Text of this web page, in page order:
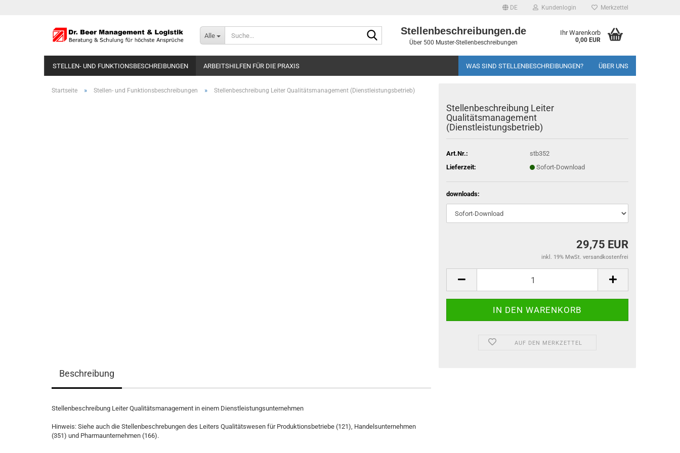
DE Kundenlogin Merkzettel
Alle
Suche...Stellenbeschreibungen.de
Über 500 Muster-Stellenbeschreibungen
Ihr Warenkorb
0,00 EUR
STELLEN- UND FUNKTIONSBESCHREIBUNGEN ARBEITSHILFEN FÜR DIE PRAXIS WAS SIND STELLENBESCHREIBUNGEN? ÜBER UNS
Startseite » Stellen- und Funktionsbeschreibungen » Stellenbeschreibung Leiter Qualitätsmanagement (Dienstleistungsbetrieb)
Stellenbeschreibung Leiter
Qualitätsmanagement
(Dienstleistungsbetrieb)
Art.Nr.:
stb352
Lieferzeit:
Sofort-Download
downloads:
29,75 EUR
inkl. 19% MwSt. versandkostenfrei
AUF DEN MERKZETTEL
Beschreibung
Stellenbeschreibung Leiter Qualitätsmanagement in einem Dienstleistungsunternehmen
Hinweis: Siehe auch die Stellenbeschrebungen des Leiters Qualitätswesen für Produktionsbetriebe (121), Handelsunternehmen
(351) und Pharmaunternehmen (166).